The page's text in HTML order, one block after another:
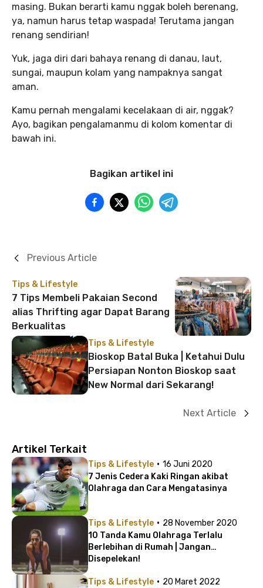
masing. Bukan berarti kamu nggak boleh berenang,
ya, namun harus tetap waspada! Terutama jangan
renang sendirian!
Yuk, jaga diri dari bahaya renang di danau, laut,
sungai, maupun kolam yang nampaknya sangat
aman.
Kamu pernah mengalami kecelakaan di air, nggak?
Ayo, bagikan pengalamanmu di kolom komentar di
bawah ini.
Bagikan artikel ini
Tips & Lifestyle
7 Tips Membeli Pakaian Second
alias Thrifting agar Dapat Barang
Berkualitas
Previous Article
Tips & Lifestyle
Bioskop Batal Buka | Ketahui Dulu
Persiapan Nonton Bioskop saat
New Normal dari Sekarang!
Next Article
Artikel Terkait
Tips & Lifestyle · 16 Juni 2020
7 Jenis Cedera Kaki Ringan akibat
Olahraga dan Cara Mengatasinya
Tips & Lifestyle · 28 November 2020
10 Tanda Kamu Olahraga Terlalu
Berlebihan di Rumah | Jangan
Disepelekan!
Tips & Lifestyle · 20 Maret 2022